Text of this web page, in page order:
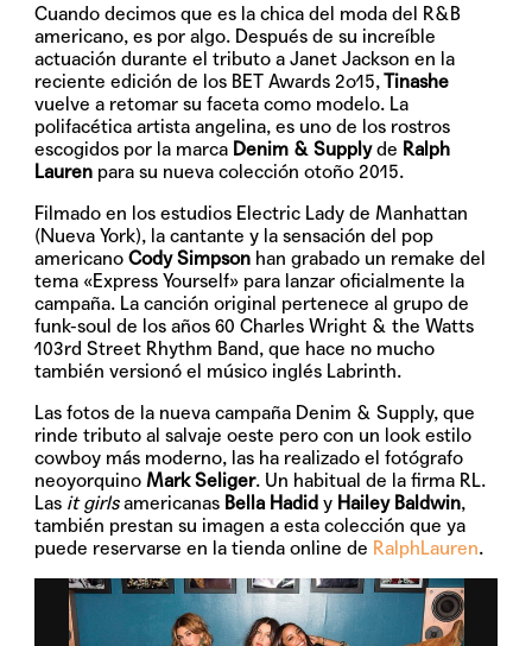
Cuando decimos que es la chica del moda del R&B
americano, es por algo. Después de su increíble
actuación durante el tributo a Janet Jackson en la
reciente edición de los BET Awards 2o15,Tinashe
vuelve a retomar su faceta como modelo. La
polifacética artista angelina, es uno de los rostros
escogidos por la marca Denim & Supplyde Ralph
Lauren para su nueva colección otoño 2015.
Filmado en los estudios Electric Lady de Manhattan
(Nueva York), la cantante y la sensación del pop
americanoCody Simpson han grabado un remake del
tema «Express Yourself» para lanzar oficialmente la
campaña. La canción original pertenece al grupo de
funk-soul de los años 60Charles Wright & the Watts
103rd Street Rhythm Band, que hace no mucho
también versionó el músico inglés Labrinth.
Las fotos de la nueva campaña Denim & Supply, que
rinde tributo al salvaje oeste pero con un look estilo
cowboy más moderno, las ha realizado el fotógrafo
neoyorquino Mark Seliger. Un habitual de la firma RL.
Las it girlsamericanas Bella Hadid y Hailey Baldwin,
también prestan su imagen a esta colección que ya
puede reservarse en la tienda online de RalphLauren.